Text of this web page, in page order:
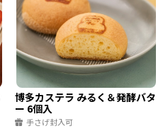
博多カステラ みるく＆発酵バタ
ー 6個入
手さげ封入可